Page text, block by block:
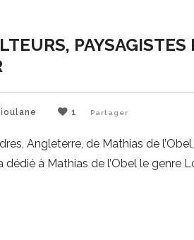
PAYSAGISTES
1 Partager
Angleterre, de Mathias de
à Mathias de l’Obel le genre